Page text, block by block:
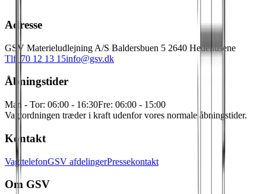
Adresse
GSV Materieludlejning A/S Baldersbuen 5 2640 Hedehusene
Tlf. 70 12 13 15info@gsv.dk
Åbningstider
Man - Tor: 06:00 - 16:30Fre: 06:00 - 15:00
Vagtordningen træder i kraft udenfor vores normale åbningstider.
Kontakt
VagttelefonGSV afdelingerPressekontakt
Om GSV